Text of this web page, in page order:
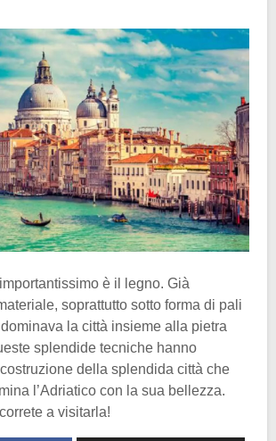
è il legno. Già
soprattutto sotto forma di pali
la città insieme alla pietra
splendide tecniche hanno
della splendida città che
l’Adriatico con la sua bellezza.
a visitarla!